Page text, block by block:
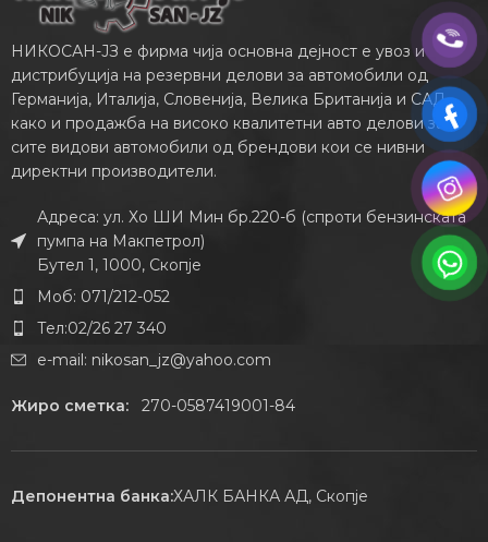
НИКОСАН-ЈЗ е фирма чија основна дејност е увоз и
дистрибуција на резервни делови за автомобили од
Германија, Италија, Словенија, Велика Британија и САД,
како и продажба на високо квалитетни авто делови за
сите видови автомобили од брендови кои се нивни
директни производители.
Адреса: ул. Хо ШИ Мин бр.220-б (спроти бензинската
пумпа на Макпетрол)
Бутел 1, 1000, Скопје
Моб: 071/212-052
Тел:02/26 27 340
e-mail: nikosan_jz@yahoo.com
Жиро сметка:270-0587419001-84
Депонентна банка:ХАЛК БАНКА АД, Скопје